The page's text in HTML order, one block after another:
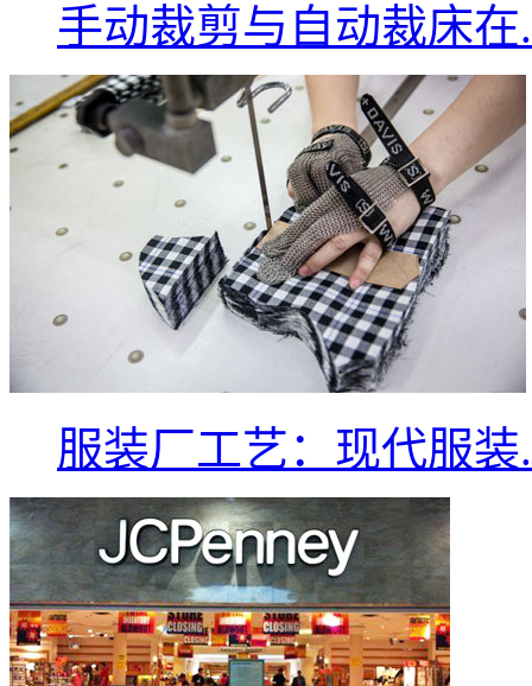
手动裁剪与自动裁床在
服装厂工艺：现代服装